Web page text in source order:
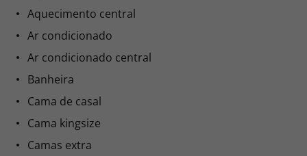
Aquecimento central
Ar condicionado
Ar condicionado central
Banheira
Cama de casal
Cama kingsize
Camas extra